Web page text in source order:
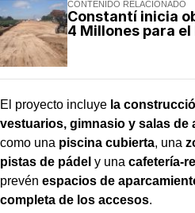
CONTENIDO RELACIONADO
Constantí inicia
4 Millones para
El proyecto incluye la
vestuarios, gimnasio y salas de
como una piscina cubierta, una
pistas de pádel y una cafetería-
prevén espacios de
completa de los accesos.